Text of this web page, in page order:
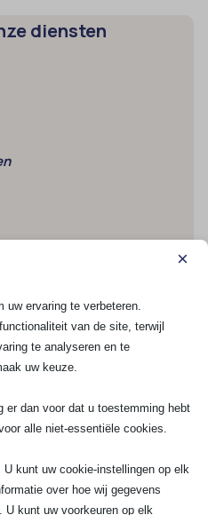
diensten
bij
gemeentelijk
×
ervaring te verbeteren.
van de site, terwijl
te analyseren en te
uw keuze.
er dan voor dat u toestemming hebt
alle niet-essentiële cookies.
kunt uw cookie-instellingen op elk
over hoe wij gegevens
kunt uw voorkeuren op elk